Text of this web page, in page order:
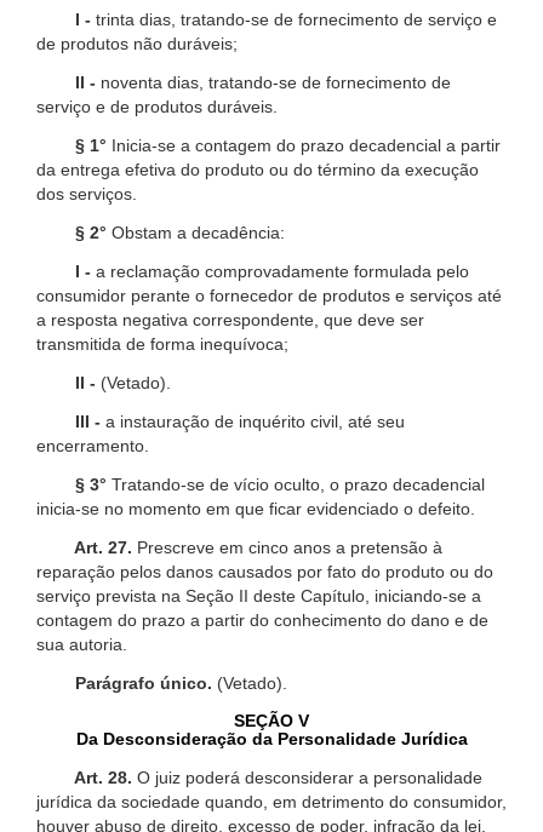
I - trinta dias, tratando-se de fornecimento de serviço e
de produtos não duráveis;
II - noventa dias, tratando-se de fornecimento de
serviço e de produtos duráveis.
§ 1° Inicia-se a contagem do prazo decadencial a partir
da entrega efetiva do produto ou do término da execução
dos serviços.
§ 2° Obstam a decadência:
I - a reclamação comprovadamente formulada pelo
consumidor perante o fornecedor de produtos e serviços até
a resposta negativa correspondente, que deve ser
transmitida de forma inequívoca;
II - (Vetado).
III - a instauração de inquérito civil, até seu
encerramento.
§ 3° Tratando-se de vício oculto, o prazo decadencial
inicia-se no momento em que ficar evidenciado o defeito.
Art. 27. Prescreve em cinco anos a pretensão à
reparação pelos danos causados por fato do produto ou do
serviço prevista na Seção II deste Capítulo, iniciando-se a
contagem do prazo a partir do conhecimento do dano e de
sua autoria.
Parágrafo único. (Vetado).
SEÇÃO V
Da Desconsideração da Personalidade Jurídica
Art. 28. O juiz poderá desconsiderar a personalidade
jurídica da sociedade quando, em detrimento do consumidor,
houver abuso de direito, excesso de poder, infração da lei,